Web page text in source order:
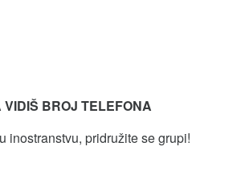
BROJ TELEFONA
inostranstvu, pridružite se grupi!